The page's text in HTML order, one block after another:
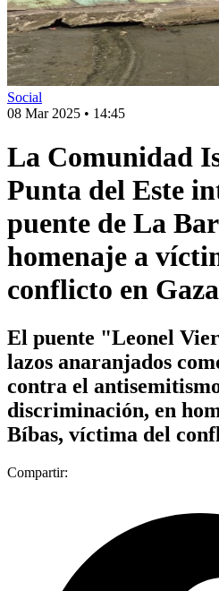
Social
08 Mar 2025 • 14:45
La Comunidad
Punta del Este
puente de La
homenaje a
conflicto en Gaza
El puente "Leonel
lazos anaranjados
contra el
discriminación, en
Bíbas, víctima del
Compartir: